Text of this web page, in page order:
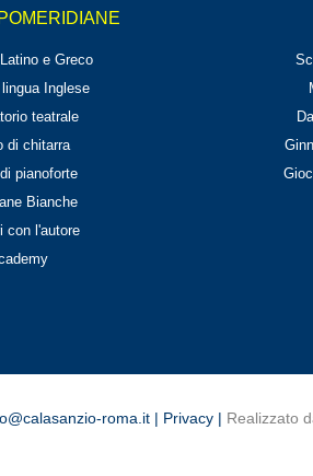
e Greco
Inglese
teatrale
di chitarra
pianoforte
Bianche
con l'autore
roma.it| Privacy| Realizzato